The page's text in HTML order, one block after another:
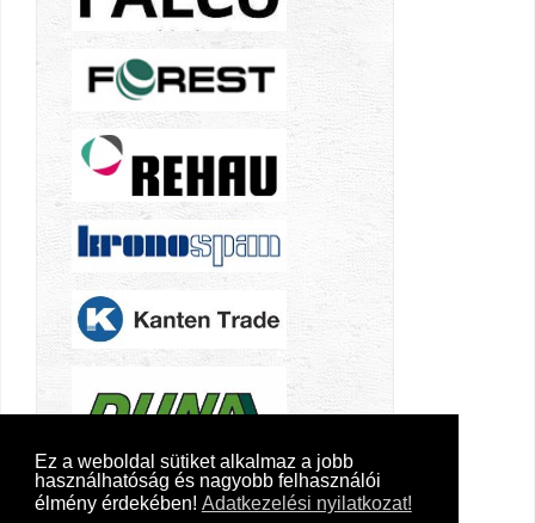
Ez a weboldal sütiket alkalmaz a jobb
használhatóság és nagyobb felhasználói
élmény érdekében! Adatkezelési nyilatkozat!